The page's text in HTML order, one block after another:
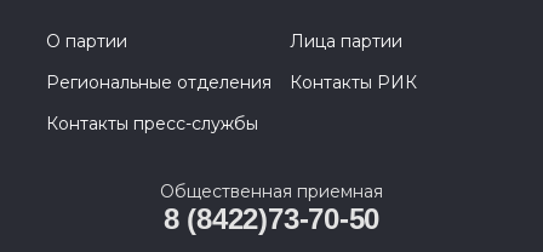
О партии
Лица партии
Региональные отделения
Контакты РИК
Контакты пресс-службы
Общественная приемная
8 (8422)73-70-50